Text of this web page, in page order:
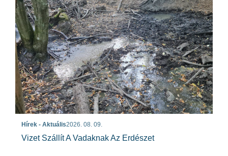
Hírek - Aktuális2026. 08. 09.
Vizet Szállít A Vadaknak Az Erdészet